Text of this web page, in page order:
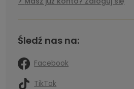
Śledź nas na:
Facebook
TikTok